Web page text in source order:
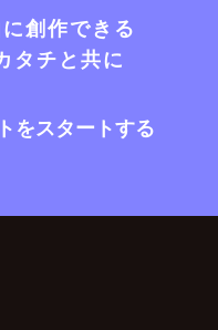
創作できる
タチと共に
をスタートする